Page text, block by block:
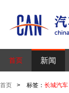
首页 新闻
首页 > 标签： 长城汽车